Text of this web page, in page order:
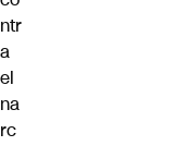
ntr
a
el
na
rc